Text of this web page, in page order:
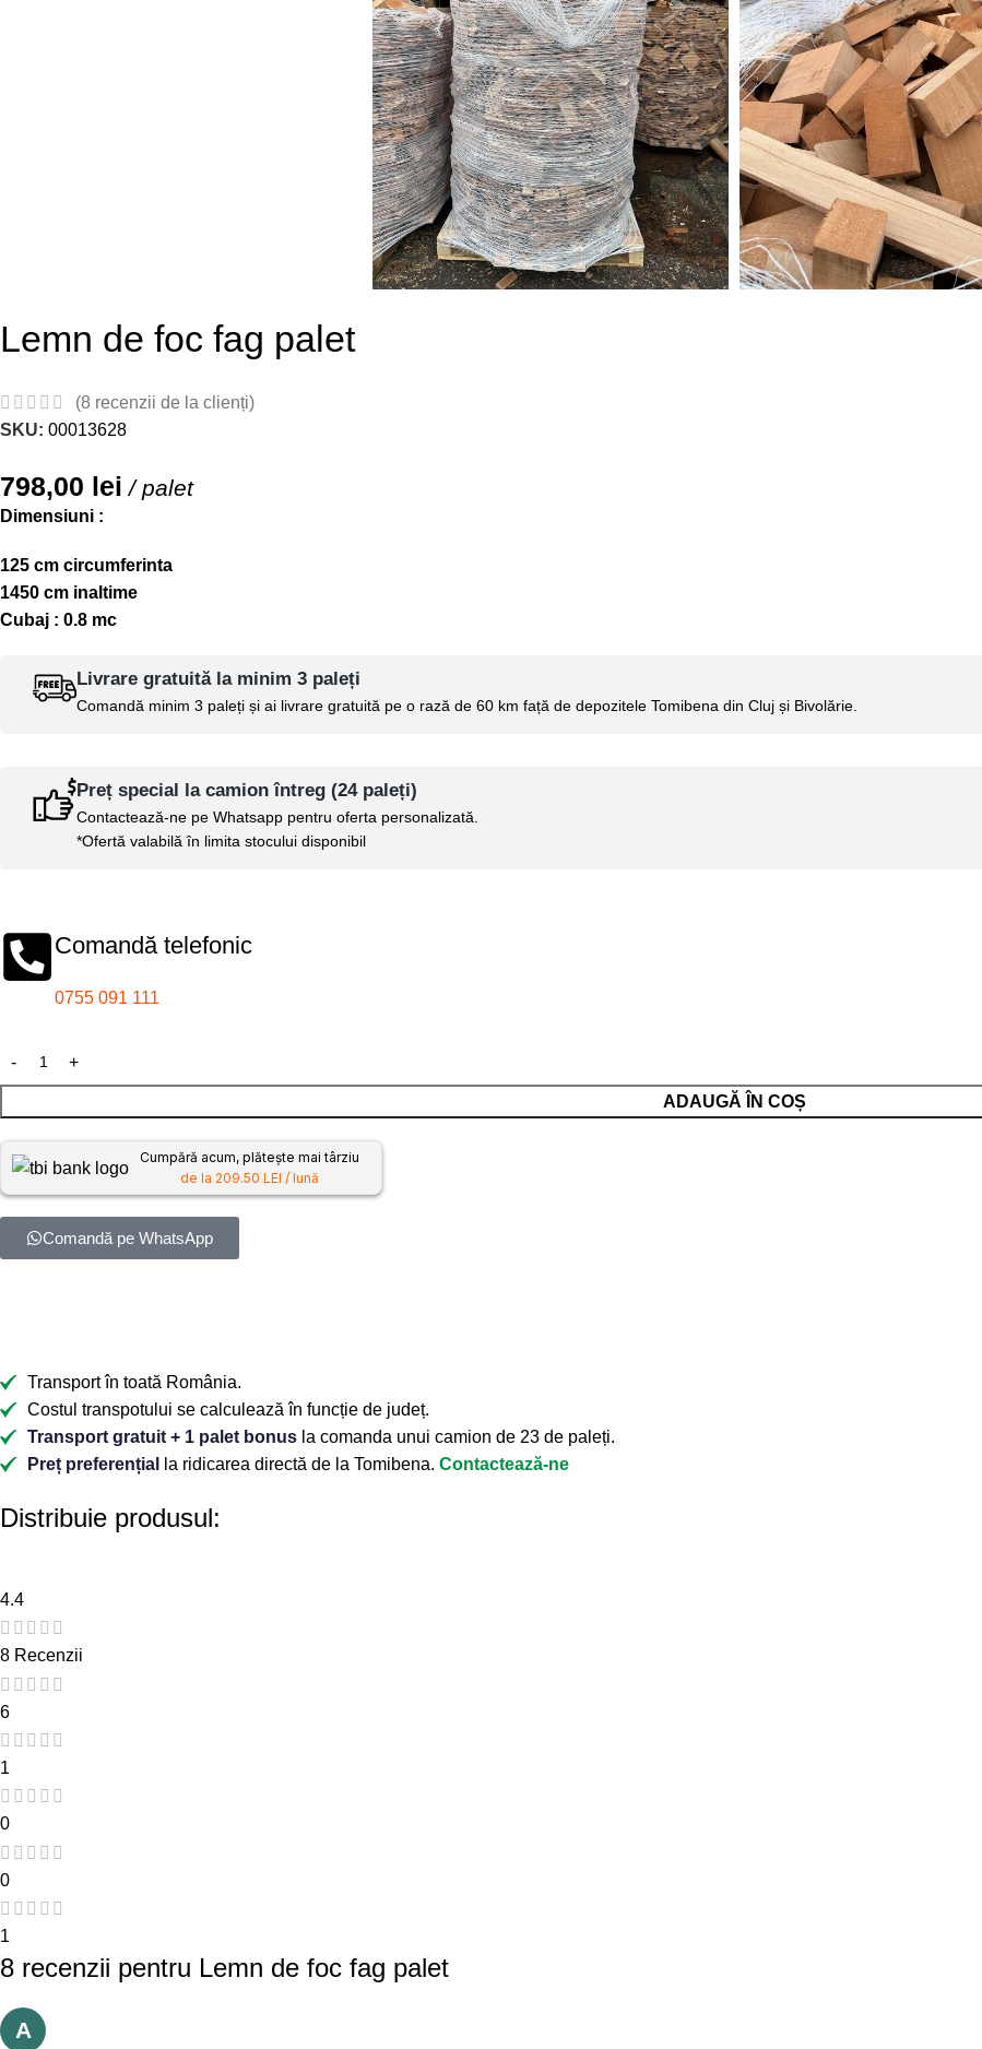
Lemn de foc fag palet
(8 recenzii de la clienți)
SKU: 00013628
798,00 lei / palet
Dimensiuni :
125 cm circumferinta
1450 cm inaltime
Cubaj : 0.8 mc
Livrare gratuită la minim 3 paleți
Comandă minim 3 paleți și ai livrare gratuită pe o rază de 60 km față de depozitele Tomibena din Cluj și Bivolărie.
Preț special la camion întreg (24 paleți)
Contactează-ne pe Whatsapp pentru oferta personalizată.
*Ofertă valabilă în limita stocului disponibil
Comandă telefonic
0755 091 111
ADAUGĂ ÎN COȘ
Cumpără acum, plătește mai târziu
de la 209.50 LEI / lună
Comandă pe WhatsApp
Transport în toată România.
Costul transpotului se calculează în funcție de județ.
Transport gratuit + 1 palet bonus la comanda unui camion de 23 de paleți.
Preț preferențial
la ridicarea directă de la Tomibena. Contactează-ne
Distribuie produsul:
4.4
8 Recenzii
6
1
0
0
1
8 recenzii pentru Lemn de foc fag palet
A